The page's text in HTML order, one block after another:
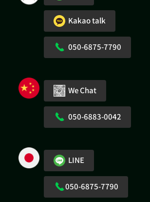
Kakao talk
050-6875-7790
We Chat
050-6883-0042
LINE
050-6875-7790